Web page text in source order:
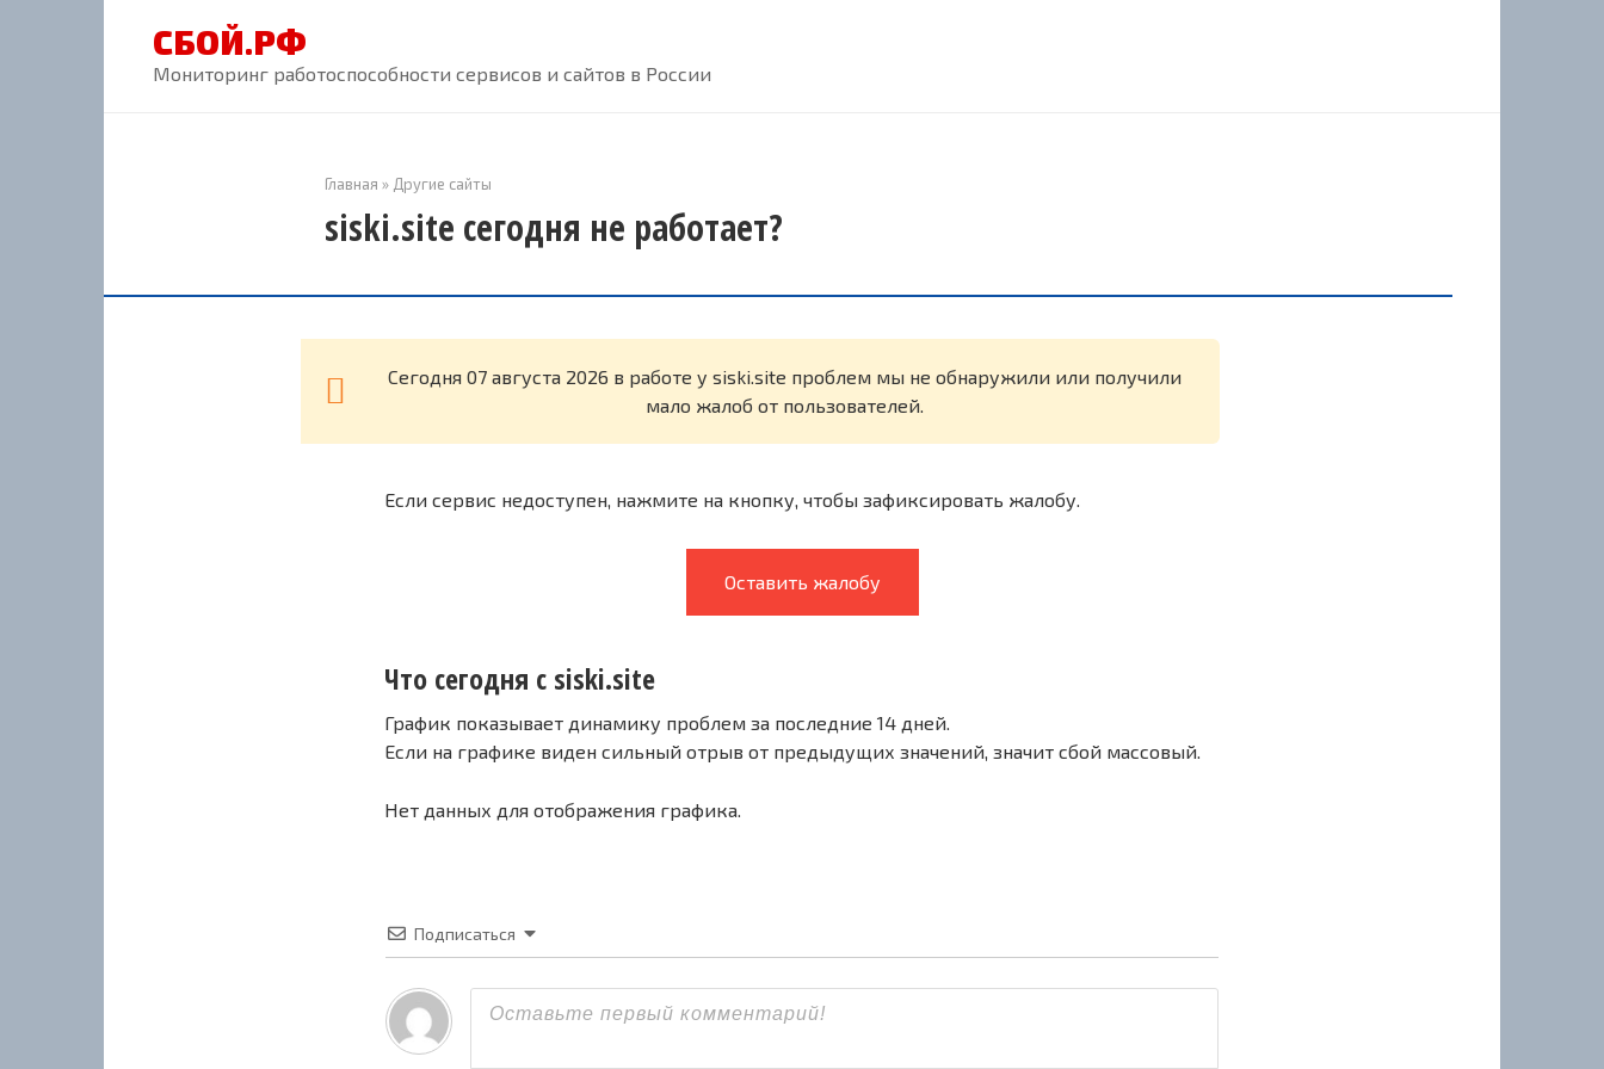
СБОЙ.РФ
Мониторинг работоспособности сервисов и сайтов в России
Главная » Другие сайты
siski.site сегодня не работает?
Cегодня 07 августа 2026 в работе у siski.site проблем мы не обнаружили или получили
мало жалоб от пользователей.
Если сервис недоступен, нажмите на кнопку, чтобы зафиксировать жалобу.
Оставить жалобу
Что сегодня с siski.site
График показывает динамику проблем за последние 14 дней.
Если на графике виден сильный отрыв от предыдущих значений, значит сбой массовый.
Нет данных для отображения графика.
Подписаться